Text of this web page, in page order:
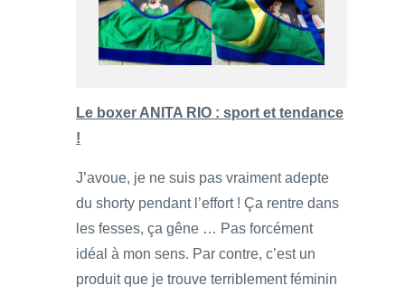
Le boxer ANITA RIO : sport et tendance
!
J’avoue, je ne suis pas vraiment adepte
du shorty pendant l’effort ! Ça rentre dans
les fesses, ça gêne … Pas forcément
idéal à mon sens. Par contre, c’est un
produit que je trouve terriblement féminin